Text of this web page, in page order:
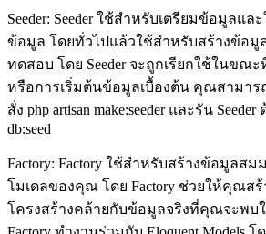
Seeder: Seeder ใช้สำหรับเตรียมข้อมูลแ
ข้อมูล โดยทั่วไปแล้วใช้สำหรับสร้างข้อมู
ทดสอบ โดย Seeder จะถูกเรียกใช้ในขณ
หรือการเริ่มต้นข้อมูลเบื้องต้น คุณสามารถ
สั่ง php artisan make:seeder และรัน Seeder
db:seed
Factory: Factory ใช้สำหรับสร้างข้อมูลส
โมเดลของคุณ โดย Factory ช่วยให้คุณส
โครงสร้างคล้ายกับข้อมูลจริงที่คุณจะพบ